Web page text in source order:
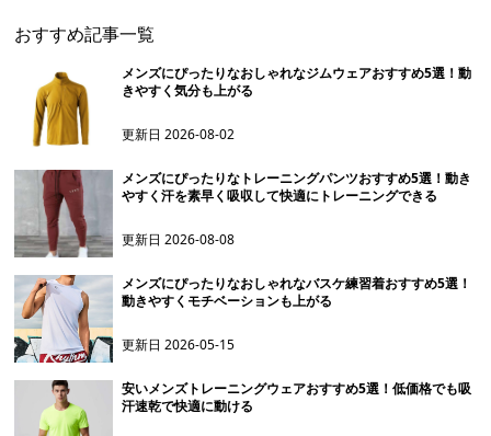
おすすめ記事一覧
メンズにぴったりなおしゃれなジムウェアおすすめ5選！動
きやすく気分も上がる
更新日2026-08-02
メンズにぴったりなトレーニングパンツおすすめ5選！動き
やすく汗を素早く吸収して快適にトレーニングできる
更新日2026-08-08
メンズにぴったりなおしゃれなバスケ練習着おすすめ5選！
動きやすくモチベーションも上がる
更新日2026-05-15
安いメンズトレーニングウェアおすすめ5選！低価格でも吸
汗速乾で快適に動ける